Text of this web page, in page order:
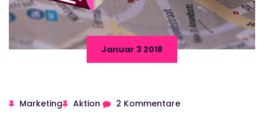
Januar 3 2018
Marketing Aktion 2 Kommentare